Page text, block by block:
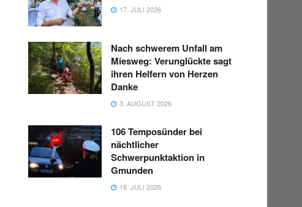
17. JULI 2026
Nach schwerem Unfall am
Miesweg: Verunglückte sagt
ihren Helfern von Herzen
Danke
3. AUGUST 2026
106 Temposünder bei
nächtlicher
Schwerpunktaktion in
Gmunden
18. JULI 2026